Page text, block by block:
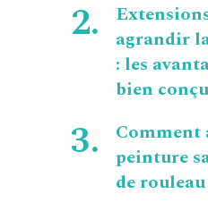
agrandir
: les
bien conçu
Comment
peinture
de rouleau